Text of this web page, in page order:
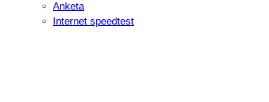
Anketa
Internet speedtest